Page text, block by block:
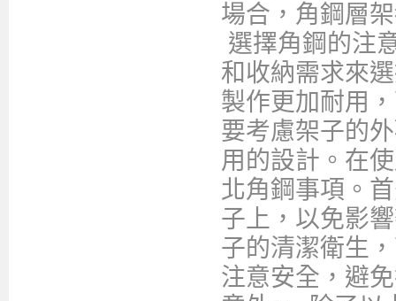
場合，角鋼層
選擇角鋼的注
和收納需求來
製作更加耐用
要考慮架子的
用的設計。在
北角鋼事項。
子上，以免影
子的清潔衛生
注意安全，避